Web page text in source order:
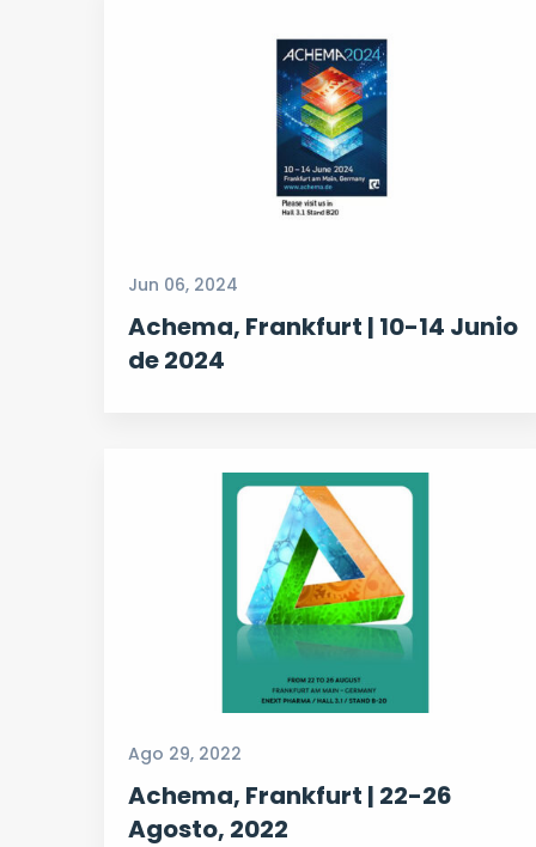
Jun 06, 2024
Achema, Frankfurt | 10-14 Junio
de 2024
Ago 29, 2022
Achema, Frankfurt | 22-26
Agosto, 2022